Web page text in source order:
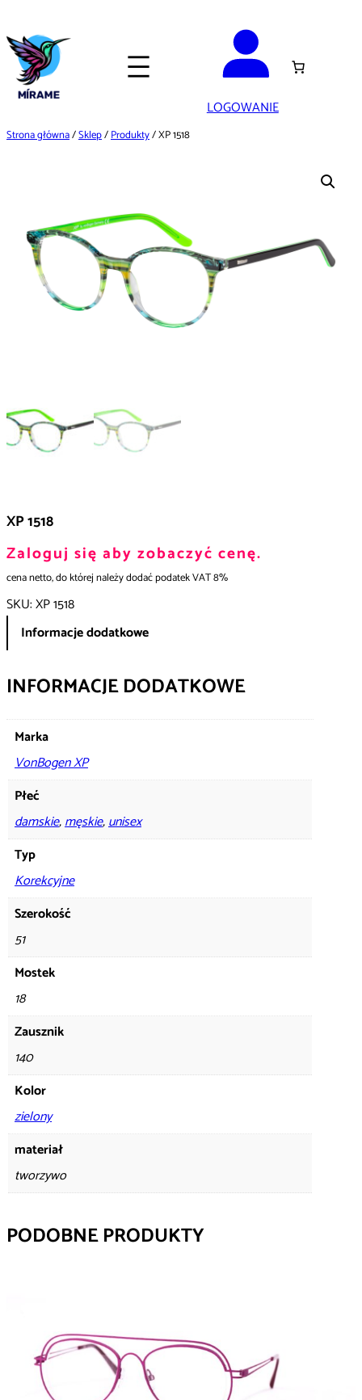
do
treści
LOGOWANIE
Strona główna/Sklep/Produkty/ XP 1518
XP 1518
Zaloguj się aby zobaczyć cenę.
cena netto, do której należy dodać podatek VAT 8%
SKU:XP 1518
Informacje dodatkowe
INFORMACJE DODATKOWE
Marka
VonBogen XP
Płeć
damskie,męskie,unisex
Typ
Korekcyjne
Szerokość
51
Mostek
18
Zausznik
140
Kolor
zielony
materiał
tworzywo
PODOBNE PRODUKTY